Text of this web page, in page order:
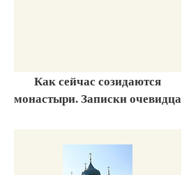
Как сейчас созидаются
монастыри. Записки очевидца